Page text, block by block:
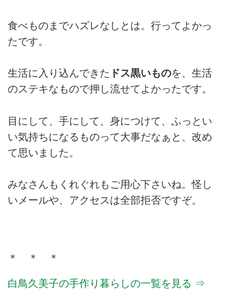
食べものまでハズレなしとは。行ってよかっ
たです。
生活に入り込んできた ドス黒いものを、生活
のステキなもので押し流せてよかったです。
目にして、手にして、身につけて、ふっとい
い気持ちになるものって大事だなぁと、改め
て思いました。
みなさんもくれぐれもご用心下さいね。怪し
いメールや、アクセスは全部拒否ですぞ。
＊ ＊ ＊
白鳥久美子の手作り暮らしの一覧を見る ⇒